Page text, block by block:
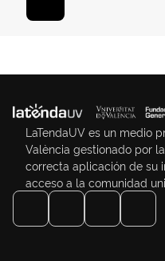
LaTendaUV es un medio
València gestionado por
correcta aplicación de su
acceso a la comunidad